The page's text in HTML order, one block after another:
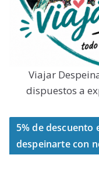
Viajar
dispuestos a
5% de
despeinarte con